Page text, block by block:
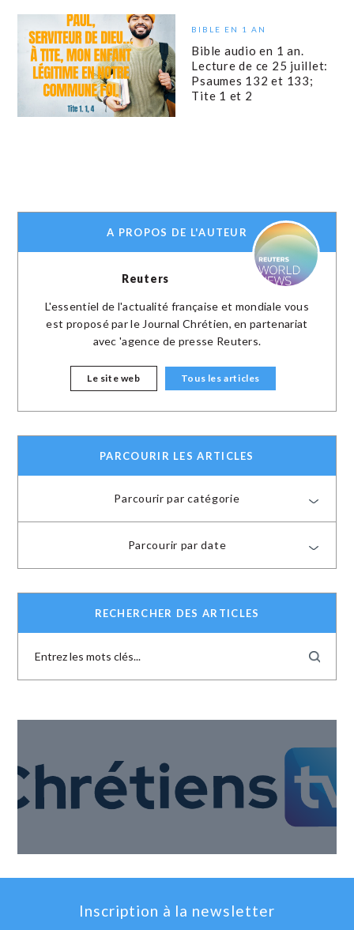
BIBLE EN 1 AN
Bible audio en 1 an.
Lecture de ce 25 juillet:
Psaumes 132 et 133;
Tite 1 et 2
A PROPOS DE L'AUTEUR
Reuters
L'essentiel de l'actualité française et mondiale vous
est proposé par le Journal Chrétien, en partenariat
avec 'agence de presse Reuters.
Le site web Tous les articles
PARCOURIR LES ARTICLES
Parcourir par catégorie
Parcourir par date
RECHERCHER DES ARTICLES
Inscription à la newsletter